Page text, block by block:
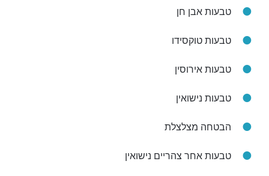
טבעות אבן חן
טבעות טוקסידו
טבעות אירוסין
טבעות נישואין
הבטחה מצלצלת
טבעות אחר צהריים נישואין